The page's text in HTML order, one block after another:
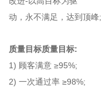
动，永不满足，达到顶峰;
质量目标质量目标:
1) 顾客满意 ≥95%;
2) 一次通过率 ≥98%;